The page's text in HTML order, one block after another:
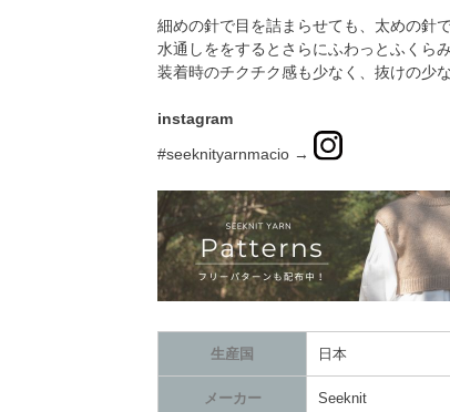
細めの針で目を詰まらせても、太めの針
水通しををするとさらにふわっとふくらみ
装着時のチクチク感も少なく、抜けの少
instagram
#seeknityarnmacio →
生産国 日本
メーカー Seeknit